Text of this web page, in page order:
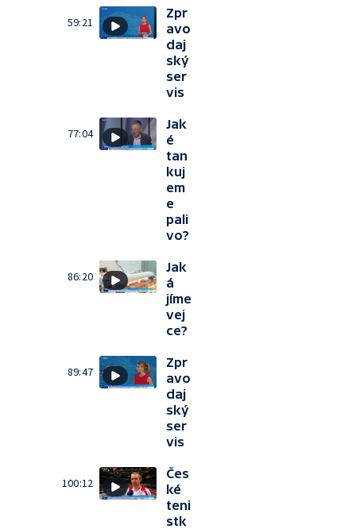
59:21
Zpr
avo
daj
ský
ser
vis
77:04
Jak
é
tan
kuj
em
e
pali
vo?
86:20
Jak
á
jíme
vej
ce?
89:47
Zpr
avo
daj
ský
ser
vis
100:12
Čes
ké
teni
stk